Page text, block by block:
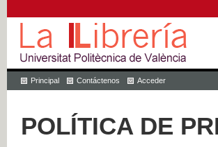
Principal Contáctenos Acceder
POLÍTICA DE